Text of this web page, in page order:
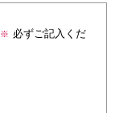
※ 必ずご記入くだ